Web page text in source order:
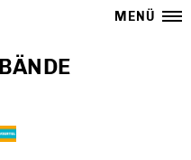
MENÜ